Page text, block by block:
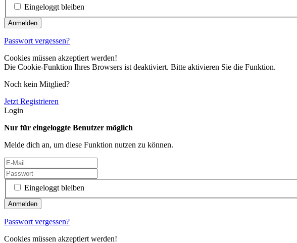
Eingeloggt bleiben
Passwort vergessen?
Cookies müssen akzeptiert werden!
Die Cookie-Funktion Ihres Browsers ist deaktiviert. Bitte aktivieren Sie die Funktion.
Noch kein Mitglied?
Jetzt Registrieren
Login
Nur für eingeloggte Benutzer möglich
Melde dich an, um diese Funktion nutzen zu können.
Eingeloggt bleiben
Passwort vergessen?
Cookies müssen akzeptiert werden!